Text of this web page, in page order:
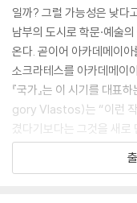
일까? 그럴 가능성은 낮다
남부의 도시로 학문·예술
온다. 곧이어 아카데메이
소크라테스를 아카데메이
『국가』는 이 시기를 대표
gory Vlastos)는 “이런 작
겼다기보다는 그것을 새로
적과 말씀을 곧이곧대로
나’ 보완했다. 스승의 사상